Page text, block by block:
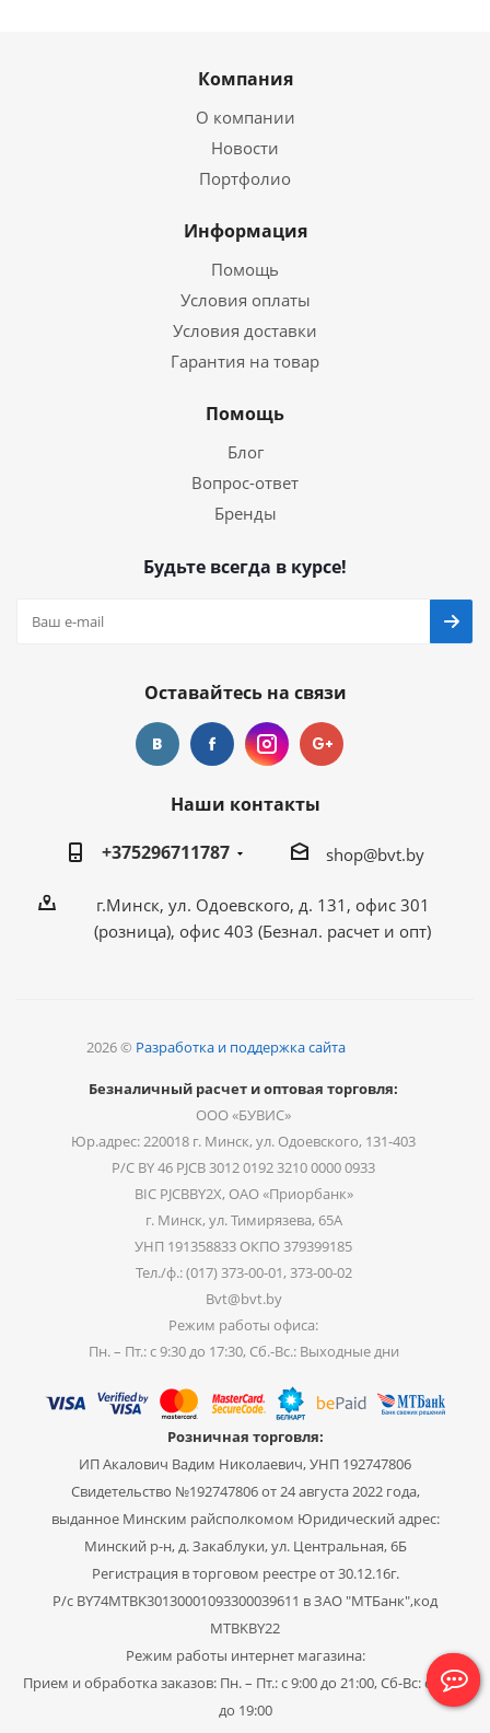
Компания
О компании
Новости
Портфолио
Информация
Помощь
Условия оплаты
Условия доставки
Гарантия на товар
Помощь
Блог
Вопрос-ответ
Бренды
Будьте всегда в курсе!
Оставайтесь на связи
Наши контакты
+375296711787
shop@bvt.by
г.Минск, ул. Одоевского, д. 131, офис 301
(розница), офис 403 (Безнал. расчет и опт)
2026 © Разработка и поддержка сайта
Безналичный расчет и оптовая торговля:
ООО «БУВИС»
Юр.адрес: 220018 г. Минск, ул. Одоевского, 131-403
Р/С BY 46 PJCB 3012 0192 3210 0000 0933
BIC PJCBBY2X, ОАО «Приорбанк»
г. Минск, ул. Тимирязева, 65А
УНП 191358833 ОКПО 379399185
Тел./ф.: (017) 373-00-01, 373-00-02
Bvt@bvt.by
Режим работы офиса:
Пн. – Пт.: с 9:30 до 17:30, Сб.-Вс.: Выходные дни
Розничная торговля:
ИП Акалович Вадим Николаевич, УНП 192747806
Свидетельство №192747806 от 24 августа 2022 года,
выданное Минским райсполкомом Юридический адрес:
Минский р-н, д. Закаблуки, ул. Центральная, 6Б
Регистрация в торговом реестре от 30.12.16г.
Р/с BY74MTBK30130001093300039611 в ЗАО "МТБанк",код
MTBKBY22
Режим работы интернет магазина:
Прием и обработка заказов: Пн. – Пт.: с 9:00 до 21:00, Сб-Вс: с 11:00
до 19:00